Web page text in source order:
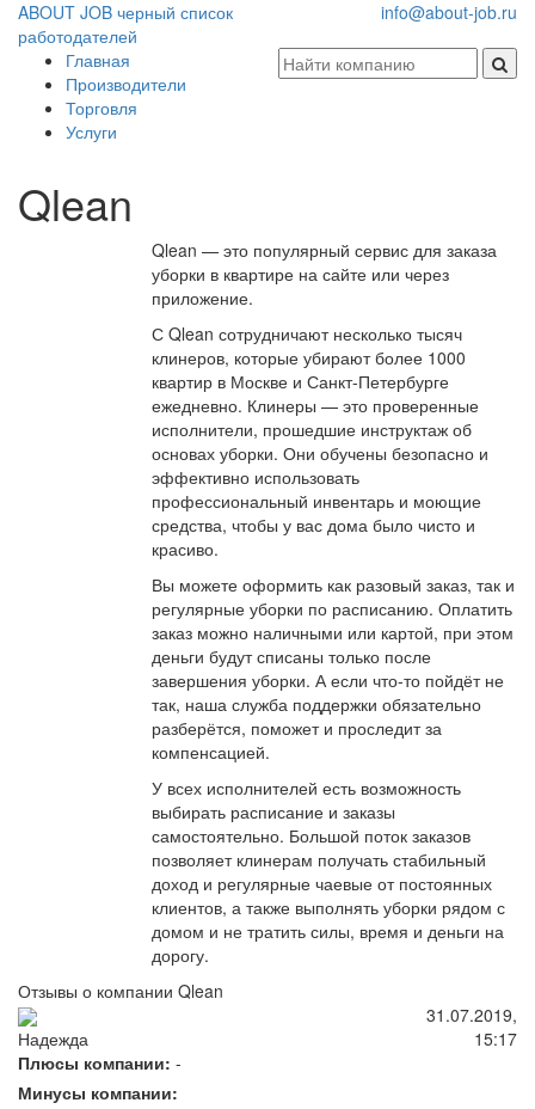
ABOUT JOB черный список
работодателей
info@about-job.ru
Главная
Производители
Торговля
Услуги
Qlean
Qlean — это популярный сервис для заказа
уборки в квартире на сайте или через
приложение.
С Qlean сотрудничают несколько тысяч
клинеров, которые убирают более 1000
квартир в Москве и Санкт-Петербурге
ежедневно. Клинеры — это проверенные
исполнители, прошедшие инструктаж об
основах уборки. Они обучены безопасно и
эффективно использовать
профессиональный инвентарь и моющие
средства, чтобы у вас дома было чисто и
красиво.
Вы можете оформить как разовый заказ, так и
регулярные уборки по расписанию. Оплатить
заказ можно наличными или картой, при этом
деньги будут списаны только после
завершения уборки. А если что-то пойдёт не
так, наша служба поддержки обязательно
разберётся, поможет и проследит за
компенсацией.
У всех исполнителей есть возможность
выбирать расписание и заказы
самостоятельно. Большой поток заказов
позволяет клинерам получать стабильный
доход и регулярные чаевые от постоянных
клиентов, а также выполнять уборки рядом с
домом и не тратить силы, время и деньги на
дорогу.
Отзывы о компании Qlean
Надежда
31.07.2019,
15:17
Плюсы компании: -
Минусы компании: